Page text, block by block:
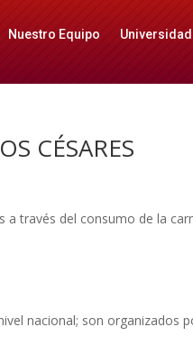
Nuestro Equipo
CÉSARES
a través del consumo de la
nacional; son organizados